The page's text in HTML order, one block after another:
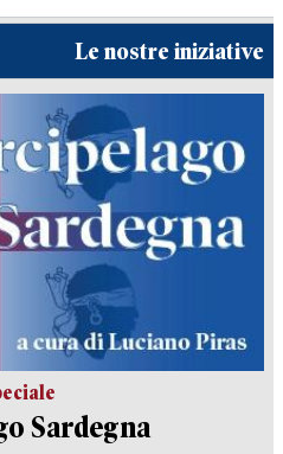
Le nostre iniziative
Sardegna